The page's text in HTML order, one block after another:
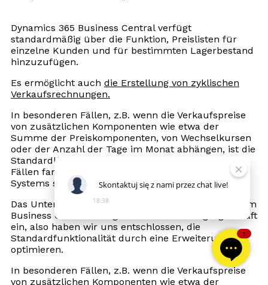
Dynamics 365 Business Central verfügt
standardmäßig über die Funktion, Preislisten für
einzelne Kunden und für bestimmten Lagerbestand
hinzuzufügen.
Es ermöglicht auch die Erstellung von zyklischen
Verkaufsrechnungen.
In besonderen Fällen, z.B. wenn die Verkaufspreise
von zusätzlichen Komponenten wie etwa der
Summe der Preiskomponenten, von Wechselkursen
oder der Anzahl der Tage im Monat abhängen, ist die
Standardlösung oft nicht ausreichend. In solchen
Fällen fand die Preiskalkulation außerhalb des
Systems statt.
Das Unternehmen unseres Kunden setzt das System
Business Central erfolgreich in seinem Tagesgeschäft
ein, also haben wir uns entschlossen, die
Standardfunktionalität durch eine Erweiterung zu
optimieren.
In besonderen Fällen, z.B. wenn die Verkaufspreise
von zusätzlichen Komponenten wie etwa der
Skontaktujsięz nami przezchat live!
18:38
1